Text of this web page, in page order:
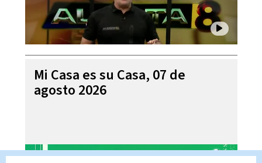
Mi Casa es su Casa, 07 de
agosto 2026